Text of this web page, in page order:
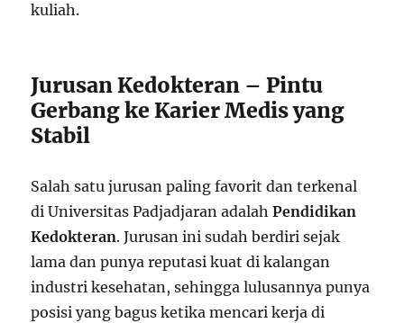
kuliah.
Jurusan Kedokteran – Pintu
Gerbang ke Karier Medis yang
Stabil
Salah satu jurusan paling favorit dan terkenal
di Universitas Padjadjaran adalahPendidikan
Kedokteran. Jurusan ini sudah berdiri sejak
lama dan punya reputasi kuat di kalangan
industri kesehatan, sehingga lulusannya punya
posisi yang bagus ketika mencari kerja di